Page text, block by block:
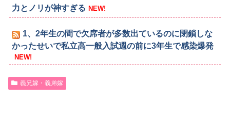
力とノリが神すぎる NEW!
1、2年生の間で欠席者が多数出ているのに閉鎖しな
かったせいで私立高一般入試週の前に3年生で感染爆発
NEW!
義兄嫁・義弟嫁